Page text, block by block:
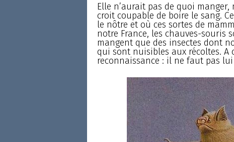
Elle n’aurait pas de quoi
croit coupable de boire le sang.
le nôtre et où ces sortes de
notre France, les chauves-souris
mangent que des insectes dont
qui sont nuisibles aux récoltes.
reconnaissance : il ne faut pas